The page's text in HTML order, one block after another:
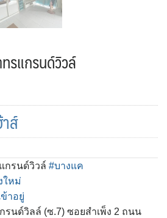
รแกรนด์วิวล์
ส์
กรนด์วิวล์ #บางแค
ใหม่
าอยู่
รนด์วิลล์ (ซ.7) ซอยสำเพ็ง 2 ถนน